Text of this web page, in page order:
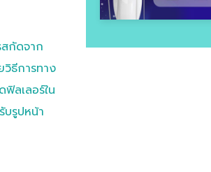
สกัดจาก
วิธีการทาง
ลเลอร์ใน
บรูปหน้า